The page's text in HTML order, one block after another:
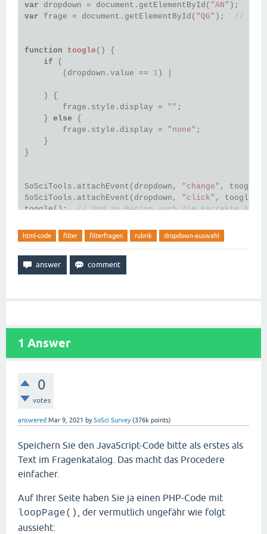
var dropdown = document.getElementById( "AN" );
var frage = document.getElementById( "QG" ); // Die
function toogle ()
{
if (
        (dropdown.value ==
1 ) |
    ) {
        frage.style.display =
"" ;
    }
else {
        frage.style.display =
"none" ;
    }
}
SoSciTools.attachEvent(dropdown, "change" ,
SoSciTools.attachEvent(dropdown,
"click" ,
toogle(); // Und zu Beginn auch die korrekte
</script>
html-code filter filterfragen rubrik dropdown-auswahl
1 Answer
0
votes
answered Mar 9, 2021 bySoSci Survey (376k points)
Speichern Sie den JavaScript-Code bitte als erstes als
Text im Fragenkatalog. Das macht das Procedere
einfacher.
Auf Ihrer Seite haben Sie ja einen PHP-Code mit
loopPage()
, der vermutlich ungefähr wie folgt
aussieht: